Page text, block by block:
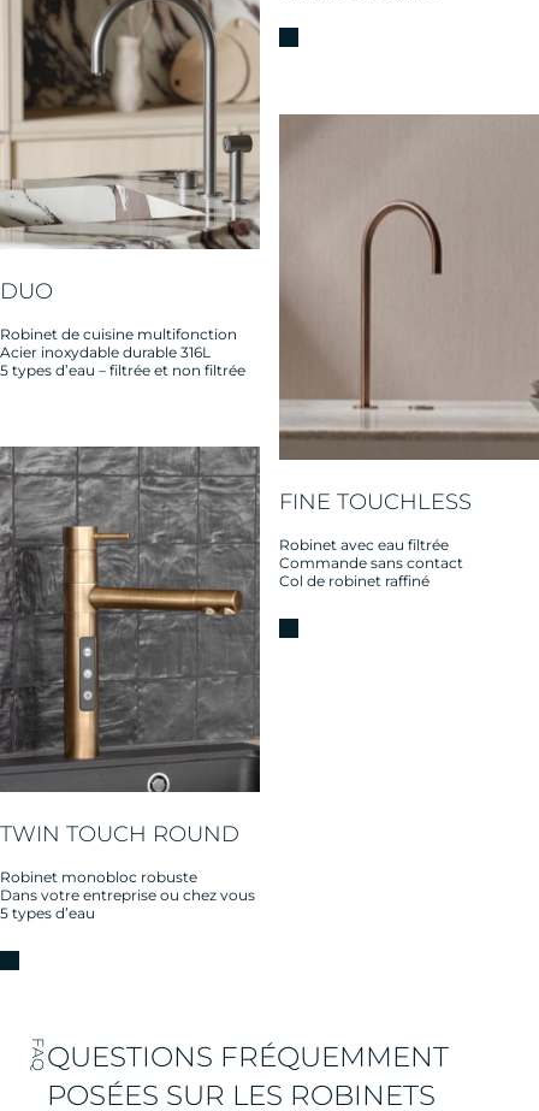
DUO
Robinet de cuisine multifonction
Acier inoxydable durable 316L
5 types d’eau – filtrée et non filtrée
FINE TOUCHLESS
Robinet avec eau filtrée
Commande sans contact
Col de robinet raffiné
TWIN TOUCH ROUND
Robinet monobloc robuste
Dans votre entreprise ou chez vous
5 types d’eau
FAQQUESTIONS FRÉQUEMMENT
POSÉES SUR LES ROBINETS